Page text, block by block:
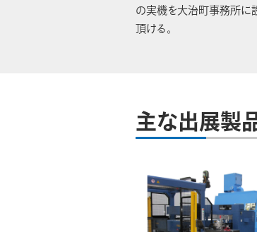
の実機を大治町事務所に
頂ける。
主な出展製